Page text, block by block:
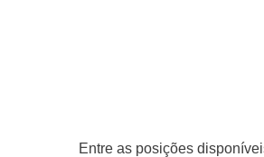
Entre as posições